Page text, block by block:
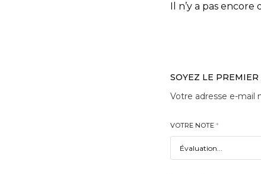
Il n’y a pas encore
SOYEZ LE PREMIER
Votre adresse e-mail
VOTRE NOTE *